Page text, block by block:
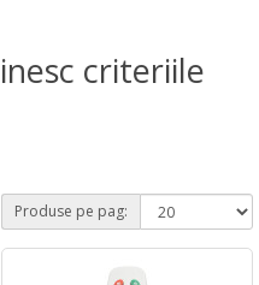
criteriile
Produse pe pag: